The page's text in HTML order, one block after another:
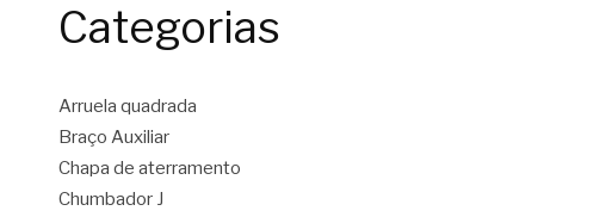
Categorias
Arruela quadrada
Braço Auxiliar
Chapa de aterramento
Chumbador J